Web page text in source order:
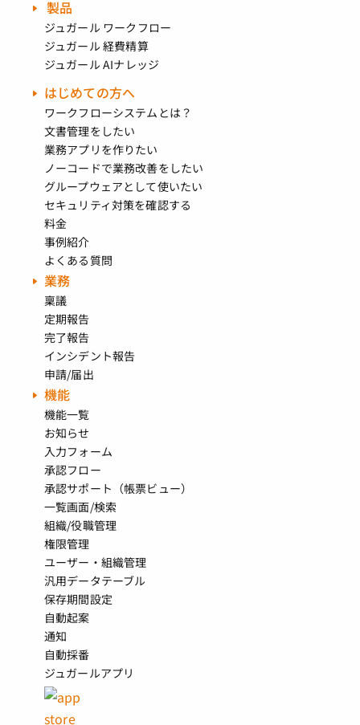
製品
ジュガール ワークフロー
ジュガール 経費精算
ジュガール AIナレッジ
はじめての方へ
ワークフローシステムとは？
文書管理をしたい
業務アプリを作りたい
ノーコードで業務改善をしたい
グループウェアとして使いたい
セキュリティ対策を確認する
料金
事例紹介
よくある質問
業務
稟議
定期報告
完了報告
インシデント報告
申請/届出
機能
機能一覧
お知らせ
入力フォーム
承認フロー
承認サポート（帳票ビュー）
一覧画面/検索
組織/役職管理
権限管理
ユーザー・組織管理
汎用データテーブル
保存期間設定
自動起案
通知
自動採番
ジュガールアプリ